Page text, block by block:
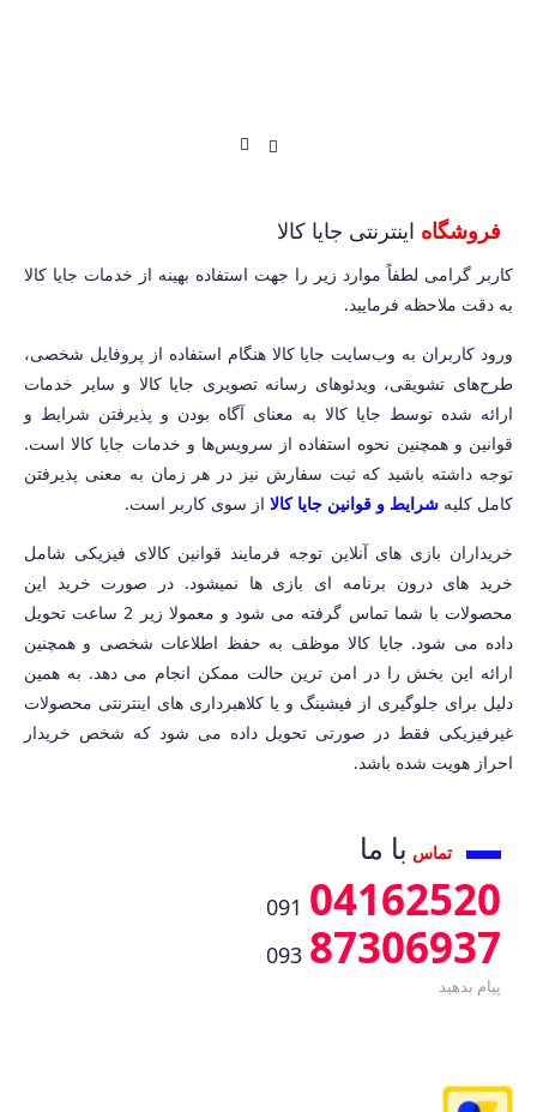
فروشگاه اینترنتی جایا کالا
کاربر گرامی لطفاً موارد زیر را جهت استفاده بهینه از خدمات جایا کالا
به دقت ملاحظه فرمایید.
ورود کاربران به وب‏‌سایت جایا کالا هنگام استفاده از پروفایل شخصی،
طرح‏‌های تشویقی، ویدئوهای رسانه تصویری جایا کالا و سایر خدمات
ارائه شده توسط جایا کالا به معنای آگاه بودن و پذیرفتن شرایط و
قوانین و همچنین نحوه استفاده از سرویس‌‏ها و خدمات جایا کالا است.
توجه داشته باشید که ثبت سفارش نیز در هر زمان به معنی پذیرفتن
کامل کلیه شرایط و قوانین جایا کالا از سوی کاربر است.
خریداران بازی های آنلاین توجه فرمایند قوانین کالای فیزیکی شامل
خرید های درون برنامه ای بازی ها نمیشود. در صورت خرید این
محصولات با شما تماس گرفته می شود و معمولا زیر 2 ساعت تحویل
داده می شود. جایا کالا موظف به حفظ اطلاعات شخصی و همچنین
ارائه این بخش را در امن ترین حالت ممکن انجام می دهد. به همین
دلیل برای جلوگیری از فیشینگ و یا کلاهبرداری های اینترنتی محصولات
غیرفیزیکی فقط در صورتی تحویل داده می شود که شخص خریدار
احراز هویت شده باشد.
تماس با ما
091 04162520
093 87306937
پیام بدهید